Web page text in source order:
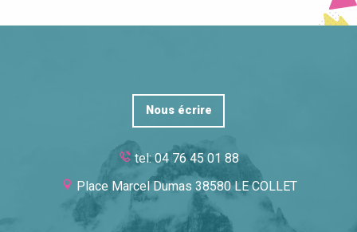
Nous écrire
tel: 04 76 45 01 88
Place Marcel Dumas 38580 LE COLLET